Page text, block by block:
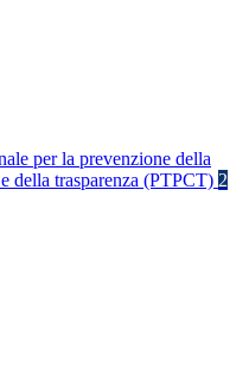
per la prevenzione della
della trasparenza (PTPCT) 2